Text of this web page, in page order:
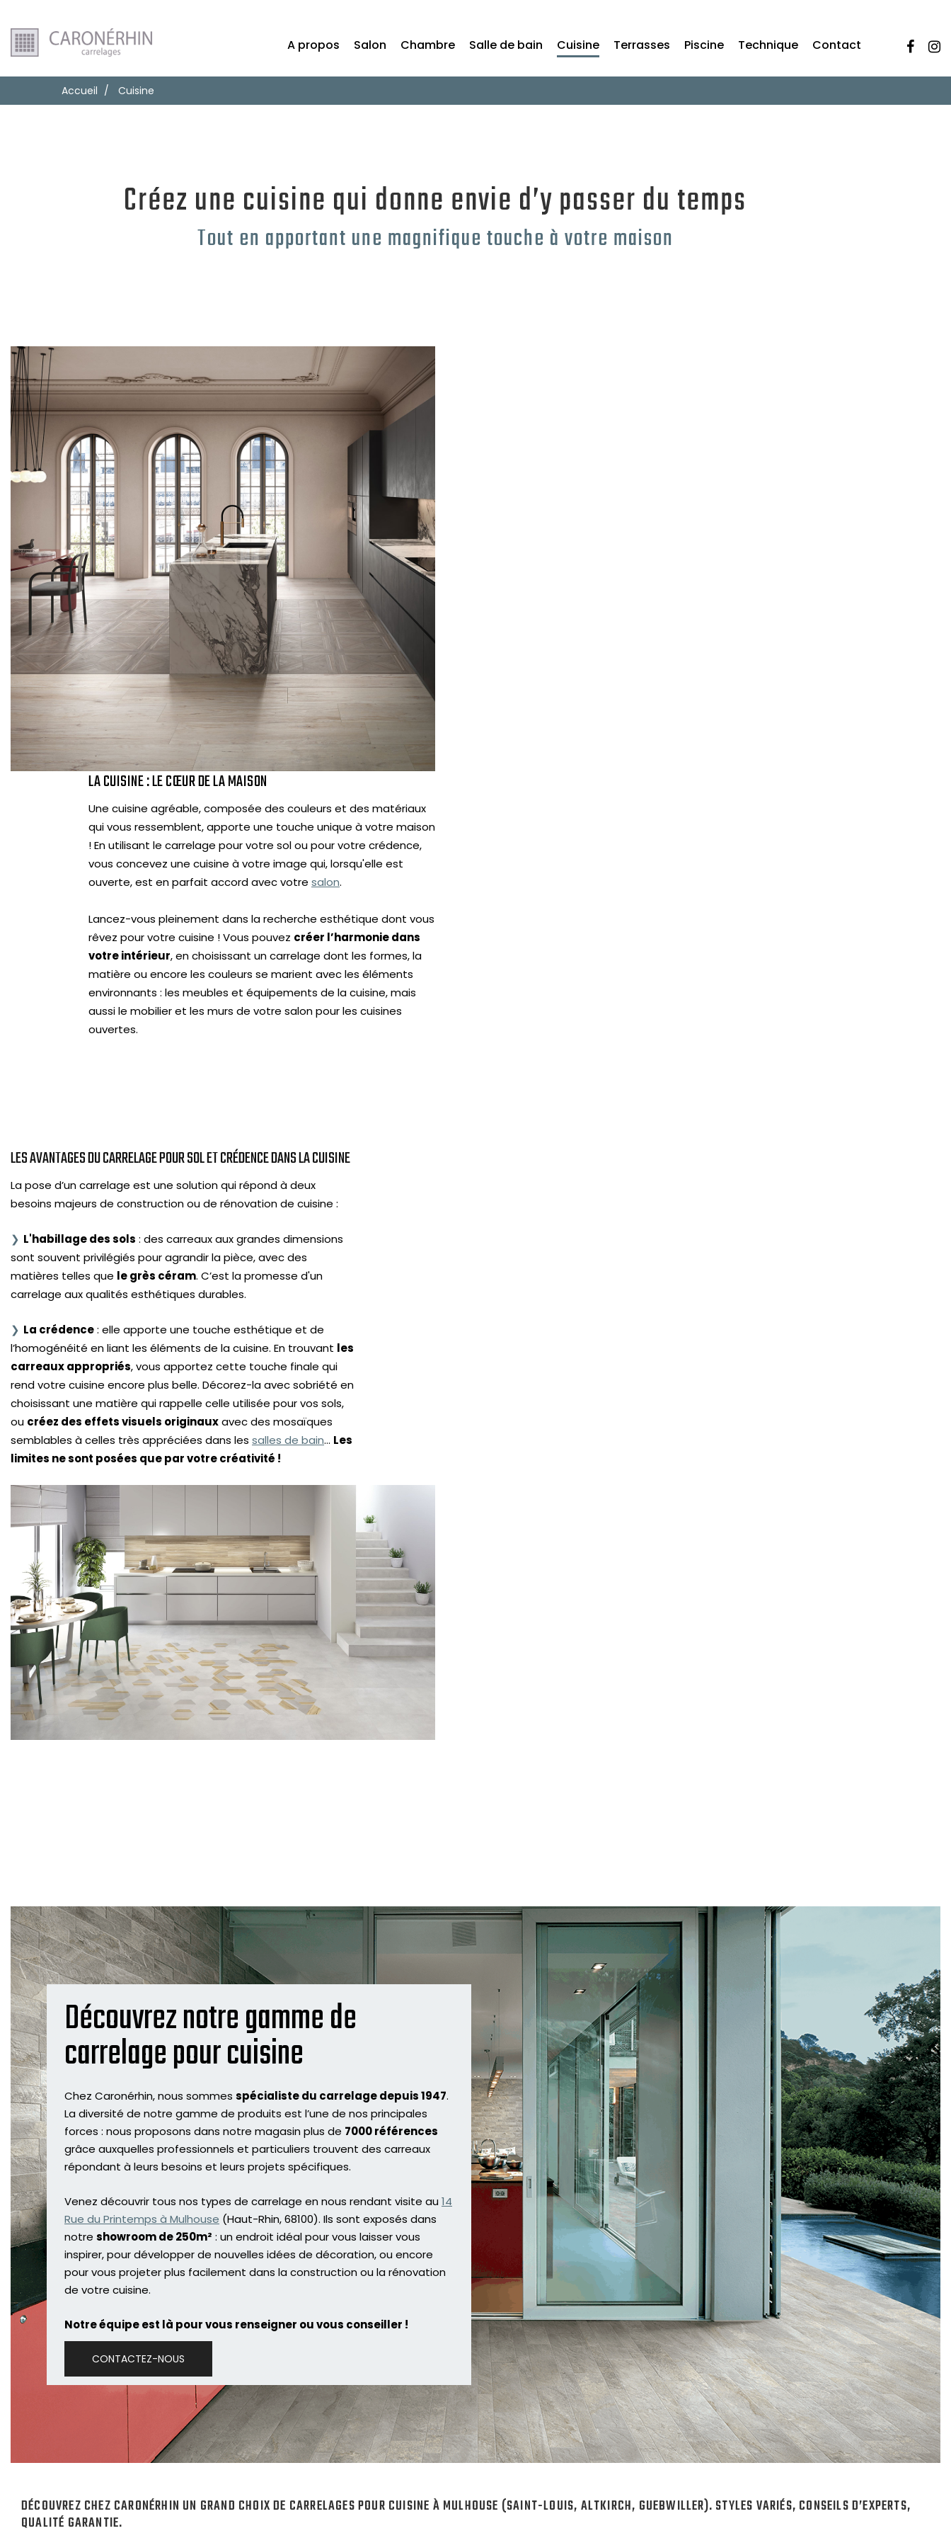
A propos Salon Chambre Salle de bain Cuisine Terrasses Piscine Technique Contact
Accueil Cuisine
Créez une cuisine qui donne envie d’y passer du temps
Tout en apportant une magnifique touche à votre maison
LA CUISINE : LE CŒUR DE LA MAISON
Une cuisine agréable, composée des couleurs et des matériaux
qui vous ressemblent, apporte une touche unique à votre maison
! En utilisant le carrelage pour votre sol ou pour votre crédence,
vous concevez une cuisine à votre image qui, lorsqu'elle est
ouverte, est en parfait accord avec votre salon.
Lancez-vous pleinement dans la recherche esthétique dont vous
rêvez pour votre cuisine ! Vous pouvez créer l’harmonie dans
votre intérieur, en choisissant un carrelage dont les formes, la
matière ou encore les couleurs se marient avec les éléments
environnants : les meubles et équipements de la cuisine, mais
aussi le mobilier et les murs de votre salon pour les cuisines
ouvertes.
LES AVANTAGES DU CARRELAGE POUR SOL ET CRÉDENCE DANS LA CUISINE
La pose d’un carrelage est une solution qui répond à deux
besoins majeurs de construction ou de rénovation de cuisine :
L'habillage des sols : des carreaux aux grandes dimensions
sont souvent privilégiés pour agrandir la pièce, avec des
matières telles que le grès céram. C’est la promesse d'un
carrelage aux qualités esthétiques durables.
La crédence: elle apporte une touche esthétique et de
l’homogénéité en liant les éléments de la cuisine. En trouvant les
carreaux appropriés, vous apportez cette touche finale qui
rend votre cuisine encore plus belle. Décorez-la avec sobriété en
choisissant une matière qui rappelle celle utilisée pour vos sols,
ou créez des effets visuels originauxavec des mosaïques
semblables à celles très appréciées dans les salles de bain… Les
limites ne sont posées que par votre créativité !
Découvrez notre gamme de
carrelage pour cuisine
Chez Caronérhin, nous sommes spécialiste du carrelage depuis 1947.
La diversité de notre gamme de produits est l’une de nos principales
forces : nous proposons dans notre magasin plus de 7000 références
grâce auxquelles professionnels et particuliers trouvent des carreaux
répondant à leurs besoins et leurs projets spécifiques.
Venez découvrir tous nos types de carrelage en nous rendant visite au 14
Rue du Printemps à Mulhouse (Haut-Rhin, 68100). Ils sont exposés dans
notre showroom de 250m² : un endroit idéal pour vous laisser vous
inspirer, pour développer de nouvelles idées de décoration, ou encore
pour vous projeter plus facilement dans la construction ou la rénovation
de votre cuisine.
Notre équipe est là pour vous renseigner ou vous conseiller !
CONTACTEZ-NOUS
DÉCOUVREZ CHEZ CARONÉRHIN UN GRAND CHOIX DE CARRELAGES POUR CUISINE À MULHOUSE (SAINT-LOUIS, ALTKIRCH, GUEBWILLER). STYLES VARIÉS, CONSEILS D’EXPERTS,
QUALITÉ GARANTIE.